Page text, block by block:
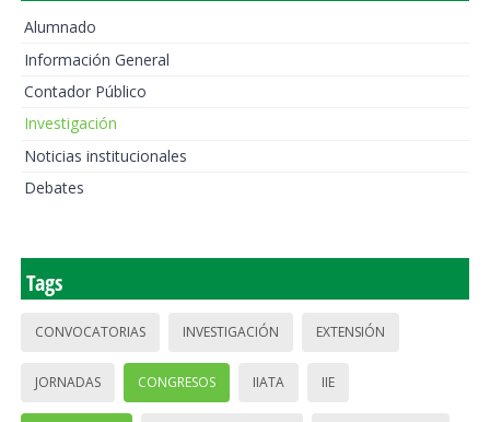
Alumnado
Información General
Contador Público
Investigación
Noticias institucionales
Debates
Tags
CONVOCATORIAS INVESTIGACIÓN EXTENSIÓN
JORNADAS CONGRESOS IIATA IIE